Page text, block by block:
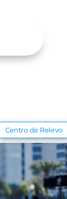
Centro de Relevo